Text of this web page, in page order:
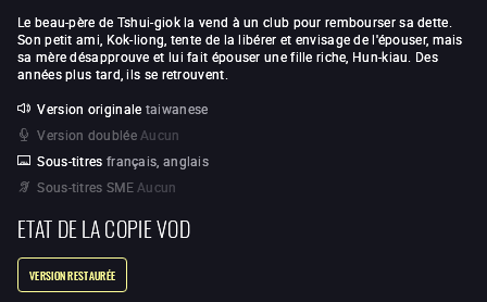
Le beau-père de Tshui-giok la vend à un club pour rembourser sa dette.
Son petit ami, Kok-liong, tente de la libérer et envisage de l'épouser, mais
sa mère désapprouve et lui fait épouser une fille riche, Hun-kiau. Des
années plus tard, ils se retrouvent.
Version originale taiwanese
Version doublée Aucun
Sous-titres français, anglais
Sous-titres SME Aucun
ETAT DE LA COPIE VOD
VERSION RESTAURÉE